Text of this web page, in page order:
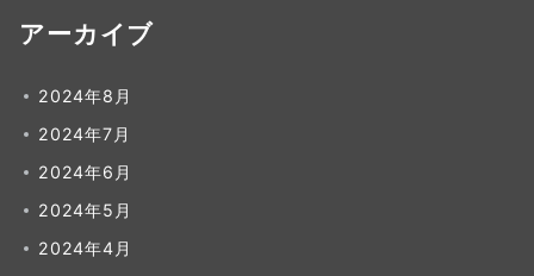
アーカイブ
2024年8月
2024年7月
2024年6月
2024年5月
2024年4月